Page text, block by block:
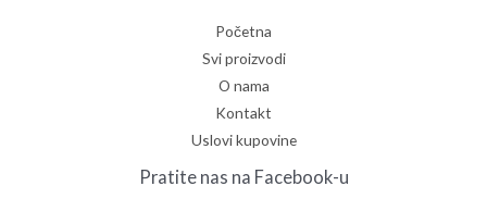
Početna
Svi proizvodi
O nama
Kontakt
Uslovi kupovine
Pratite nas na Facebook-u